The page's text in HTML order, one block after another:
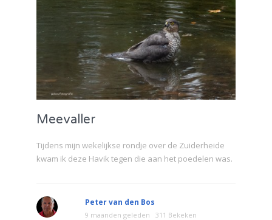
Meevaller
Tijdens mijn wekelijkse rondje over de Zuiderheide
kwam ik deze Havik tegen die aan het poedelen was.
Peter van den Bos
9 maanden geleden 311 Bekeken